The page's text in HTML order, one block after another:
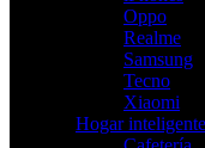
Oppo
Realme
Samsung
Tecno
Xiaomi
Hogar inteligente